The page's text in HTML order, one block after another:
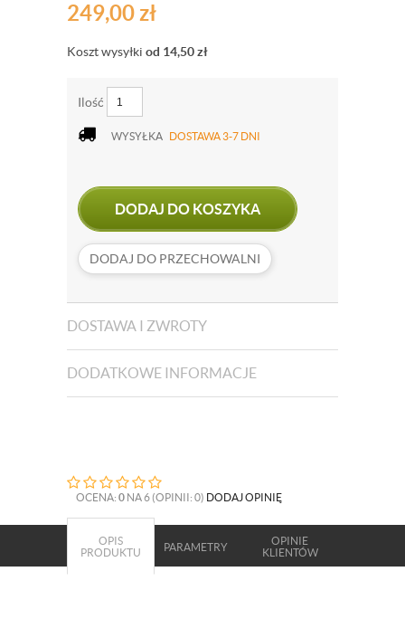
249,00zł
Koszt wysyłki od 14,50zł
Ilość
WYSYŁKA DOSTAWA 3-7 DNI
DODAJ DO KOSZYKA
DODAJ DO PRZECHOWALNI
DOSTAWA I ZWROTY
DODATKOWE INFORMACJE
OCENA: 0 NA 6 (OPINII: 0) DODAJ OPINIĘ
OPIS
PRODUKTU
PARAMETRY
OPINIE
KLIENTÓW